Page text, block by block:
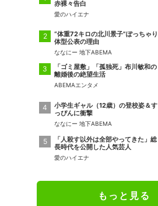
赤裸々告白
愛のハイエナ
“体重72キロの北川景子”ぽっちゃり
体型公表の理由
ななにー 地下ABEMA
「ゴミ屋敷」「孤独死」布川敏和の
離婚後の絶望生活
ABEMAエンタメ
小学生ギャル（12歳）の登校姿＆す
っぴんに衝撃
ななにー 地下ABEMA
「人殺す以外は全部やってきた」総
長時代を公開した人気芸人
愛のハイエナ
もっと見る